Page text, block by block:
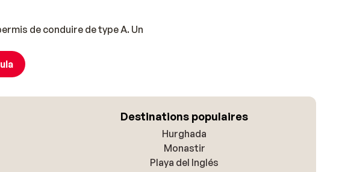
de conduire de type A. Un
Destinations populaires
Hurghada
Monastir
Playa del Inglés